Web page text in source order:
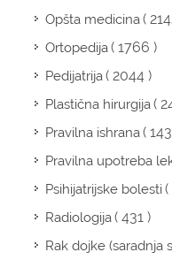
Opšta medicina(
Ortopedija( 1766 )
Pedijatrija( 2044 )
Plastična hirurgija(
Pravilna ishrana(
Pravilna upotreba
Psihijatrijske bolesti(
Radiologija( 431 )
Rak dojke (saradnja